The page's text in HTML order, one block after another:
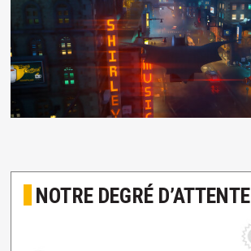
NOTRE DEGRÉ D’ATTENTE